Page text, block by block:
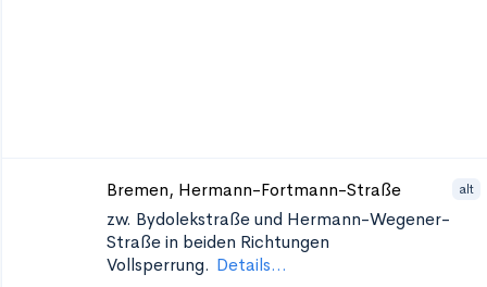
Bremen, Hermann-Fortmann-Straße alt
zw. Bydolekstraße und Hermann-Wegener-
Straße in beiden Richtungen
Vollsperrung. Details...